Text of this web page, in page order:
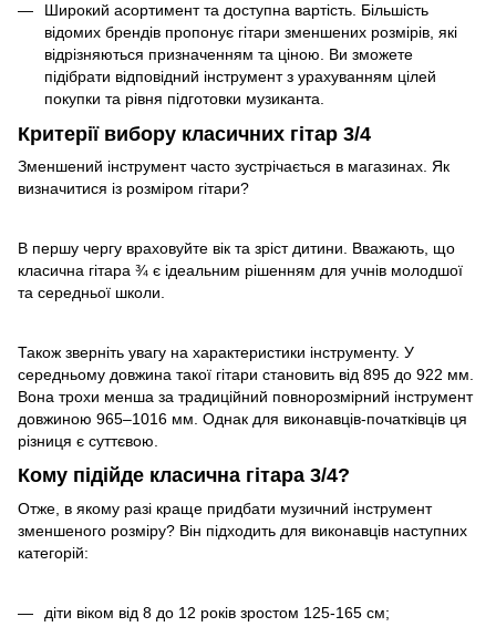
Широкий асортимент та доступна вартість. Більшість
відомих брендів пропонує гітари зменшених розмірів, які
відрізняються призначенням та ціною. Ви зможете
підібрати відповідний інструмент з урахуванням цілей
покупки та рівня підготовки музиканта.
Критерії вибору класичних гітар 3/4
Зменшений інструмент часто зустрічається в магазинах. Як
визначитися із розміром гітари?
В першу чергу враховуйте вік та зріст дитини. Вважають, що
класична гітара ¾ є ідеальним рішенням для учнів молодшої
та середньої школи.
Також зверніть увагу на характеристики інструменту. У
середньому довжина такої гітари становить від 895 до 922 мм.
Вона трохи менша за традиційний повнорозмірний інструмент
довжиною 965–1016 мм. Однак для виконавців-початківців ця
різниця є суттєвою.
Кому підійде класична гітара 3/4?
Отже, в якому разі краще придбати музичний інструмент
зменшеного розміру? Він підходить для виконавців наступних
категорій:
діти віком від 8 до 12 років зростом 125-165 см;